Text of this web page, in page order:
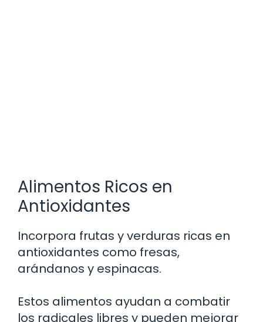
Alimentos Ricos en
Antioxidantes
Incorpora frutas y verduras ricas en
antioxidantes como fresas,
arándanos y espinacas.
Estos alimentos ayudan a combatir
los radicales libres y pueden mejorar